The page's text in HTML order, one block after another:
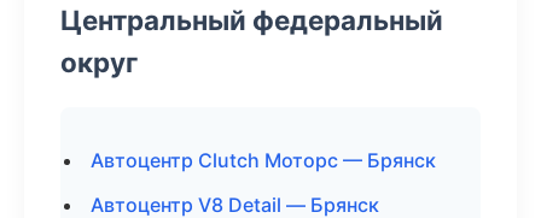
Центральный федеральный
округ
Автоцентр Clutch Моторс — Брянск
Автоцентр V8 Detail — Брянск